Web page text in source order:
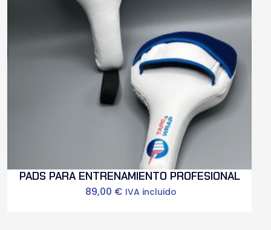
PADS PARA ENTRENAMIENTO PROFESIONAL
89,00 € IVA incluido